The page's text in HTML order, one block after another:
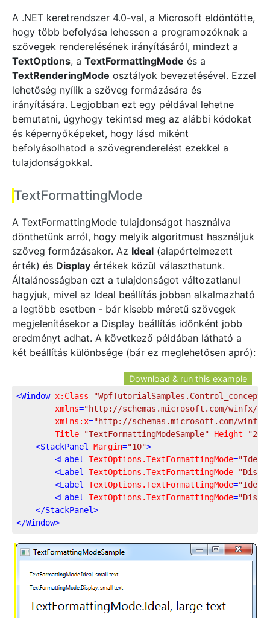
A .NET keretrendszer 4.0-val, a Microsoft eldöntötte,
hogy több befolyása lehessen a programozóknak a
szövegek renderelésének irányításáról, mindezt a
TextOptions, a TextFormattingMode és a
TextRenderingMode osztályok bevezetésével. Ezzel
lehetőség nyílik a szöveg formázására és
irányítására. Legjobban ezt egy példával lehetne
bemutatni, úgyhogy tekintsd meg az alábbi kódokat
és képernyőképeket, hogy lásd miként
befolyásolhatod a szövegrenderelést ezekkel a
tulajdonságokkal.
TextFormattingMode
A TextFormattingMode tulajdonságot használva
dönthetünk arról, hogy melyik algoritmust használjuk
szöveg formázásakor. Az Ideal (alapértelmezett
érték) és Display értékek közül választhatunk.
Általánosságban ezt a tulajdonságot változatlanul
hagyjuk, mivel az Ideal beállítás jobban alkalmazható
a legtöbb esetben - bár kisebb méretű szövegek
megjelenítésekor a Display beállítás időnként jobb
eredményt adhat. A következő példában látható a
két beállítás különbsége (bár ez meglehetősen apró):
Download & run this example
<Window x:Class=
xmlns="http://schemas.microsoft.com/winfx/
xmlns:x="http://schemas.microsoft.com/winfx/
Title="TextFormattingModeSample" Height=
<StackPanel Margin="10">
<Label TextOptions.TextFormattingMode=
<Label TextOptions.TextFormattingMode=
<Label TextOptions.TextFormattingMode=
<Label TextOptions.TextFormattingMode=
</StackPanel>
</Window>